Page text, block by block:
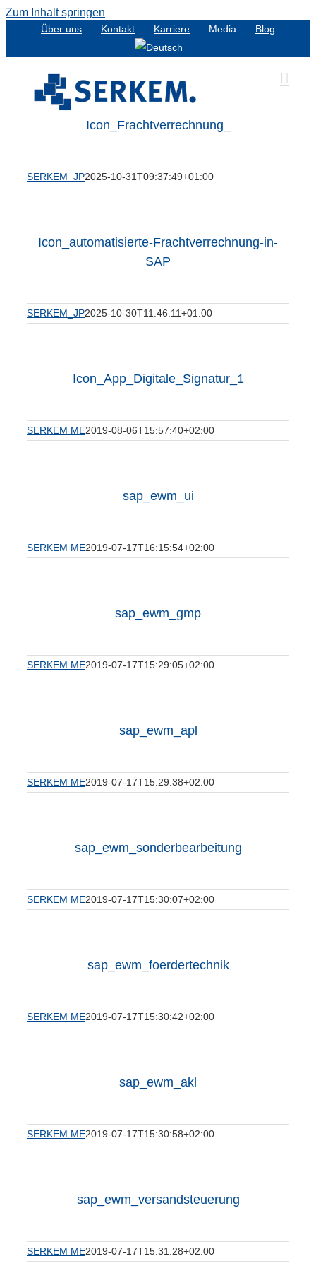
Zum Inhalt springen
Über uns Kontakt Karriere Media Blog
Icon_Frachtverrechnung_
SERKEM_JP2025-10-31T09:37:49+01:00
Icon_automatisierte-Frachtverrechnung-in-
SAP
SERKEM_JP2025-10-30T11:46:11+01:00
Icon_App_Digitale_Signatur_1
SERKEM ME2019-08-06T15:57:40+02:00
sap_ewm_ui
SERKEM ME2019-07-17T16:15:54+02:00
sap_ewm_gmp
SERKEM ME2019-07-17T15:29:05+02:00
sap_ewm_apl
SERKEM ME2019-07-17T15:29:38+02:00
sap_ewm_sonderbearbeitung
SERKEM ME2019-07-17T15:30:07+02:00
sap_ewm_foerdertechnik
SERKEM ME2019-07-17T15:30:42+02:00
sap_ewm_akl
SERKEM ME2019-07-17T15:30:58+02:00
sap_ewm_versandsteuerung
SERKEM ME2019-07-17T15:31:28+02:00